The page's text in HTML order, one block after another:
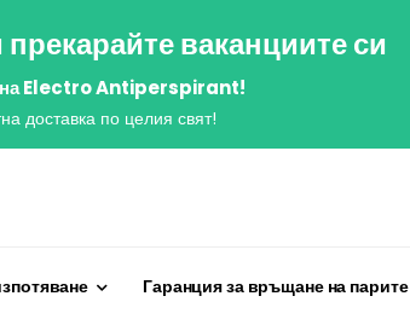
ваканциите си
на Electro Antiperspirant!
доставка по целия свят!
Гаранция за връщане на парите